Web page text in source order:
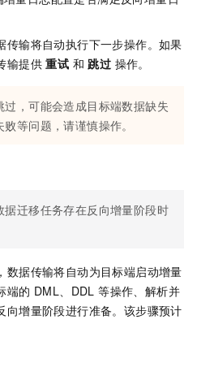
传输将自动执行下一步操作。如果
输提供重试 和 跳过 操作。
过，可能会造成目标端数据缺失
等问题，请谨慎操作。
据迁移任务存在反向增量阶段时
数据传输将自动为目标端启动增量
端的 DML、DDL 等操作、解析并
向增量阶段进行准备。该步骤预计